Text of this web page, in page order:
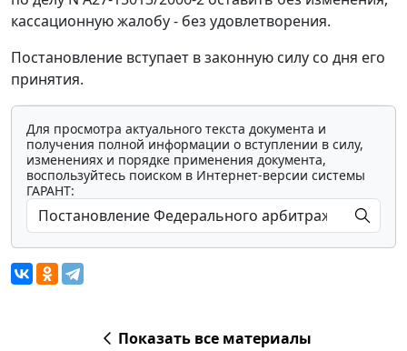
кассационную жалобу - без удовлетворения.
Постановление вступает в законную силу со дня его
принятия.
Для просмотра актуального текста документа и
получения полной информации о вступлении в силу,
изменениях и порядке применения документа,
воспользуйтесь поиском в Интернет-версии системы
ГАРАНТ:
Показать все материалы